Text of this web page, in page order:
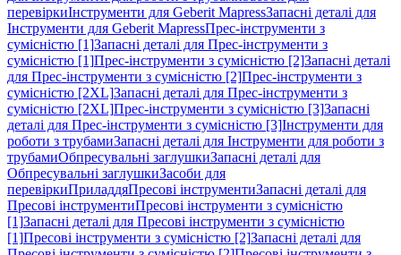
перевіркиІнструменти для Geberit MapressЗапасні деталі для
Інструменти для Geberit MapressПрес-інструменти з
сумісністю [1]Запасні деталі для Прес-інструменти з
сумісністю [1]Прес-інструменти з сумісністю [2]Запасні деталі
для Прес-інструменти з сумісністю [2]Прес-інструменти з
сумісністю [2XL]Запасні деталі для Прес-інструменти з
сумісністю [2XL]Прес-інструменти з сумісністю [3]Запасні
деталі для Прес-інструменти з сумісністю [3]Інструменти для
роботи з трубамиЗапасні деталі для Інструменти для роботи з
трубамиОбпресувальні заглушкиЗапасні деталі для
Обпресувальні заглушкиЗасоби для
перевіркиПриладдяПресові інструментиЗапасні деталі для
Пресові інструментиПресові інструменти з сумісністю
[1]Запасні деталі для Пресові інструменти з сумісністю
[1]Пресові інструменти з сумісністю [2]Запасні деталі для